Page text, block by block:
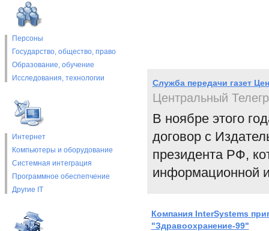
Персоны
Государство, общество, право
Образование, обучение
Исследования, технологии
Интернет
Компьютеры и оборудование
Системная интеграция
Программное обеспепчение
Другие IT
Служба передачи газет
Центральный
В ноябре этого
договор с
президента РФ,
информационной
Компания InterSystems
"Здравоохранение-99"